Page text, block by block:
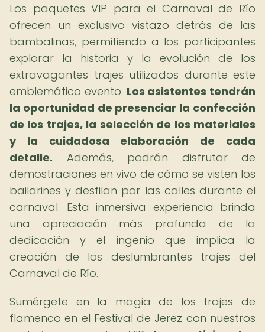
Los paquetes VIP para el Carnaval de Río
ofrecen un exclusivo vistazo detrás de las
bambalinas, permitiendo a los participantes
explorar la historia y la evolución de los
extravagantes trajes utilizados durante este
emblemático evento. Los asistentes tendrán
la oportunidad de presenciar la confección
de los trajes, la selección de los materiales
y la cuidadosa elaboración de cada
detalle. Además, podrán disfrutar de
demostraciones en vivo de cómo se visten los
bailarines y desfilan por las calles durante el
carnaval. Esta inmersiva experiencia brinda
una apreciación más profunda de la
dedicación y el ingenio que implica la
creación de los deslumbrantes trajes del
Carnaval de Río.
Sumérgete en la magia de los trajes de
flamenco en el Festival de Jerez con nuestros